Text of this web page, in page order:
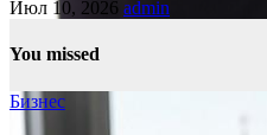
Июл 10, 2026 admin
You missed
Бизнес